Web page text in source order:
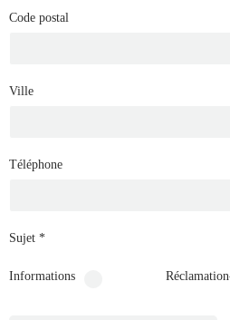
Code postal
Ville
Téléphone
Sujet *
Informations